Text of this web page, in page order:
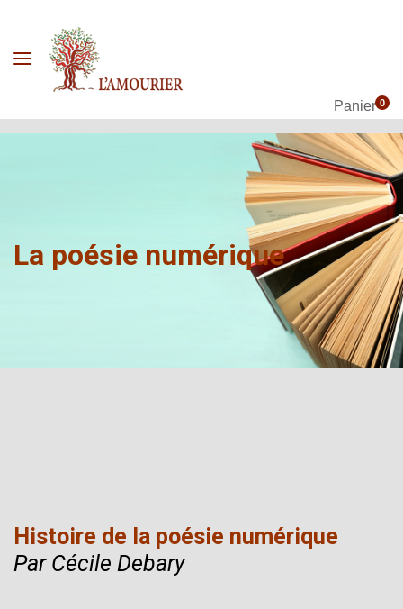
Panier0
La poésie numérique
Histoire de la poésie numérique
Par Cécile Debary